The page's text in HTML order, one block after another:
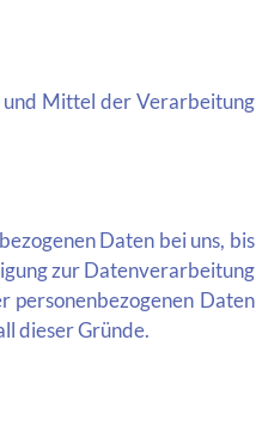
und Mittel der Verarbeitung
Daten bei uns, bis
zur Datenverarbeitung
personenbezogenen Daten
dieser Gründe.